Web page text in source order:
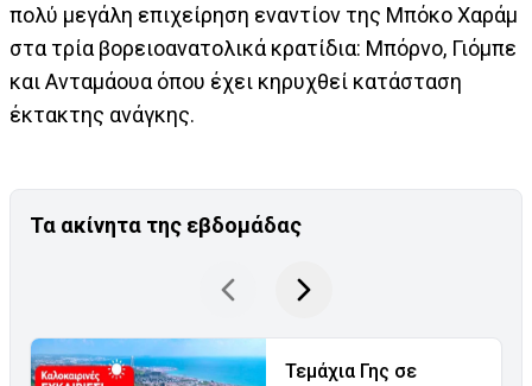
πολύ μεγάλη επιχείρηση εναντίον της Μπόκο Χαράμ
στα τρία βορειοανατολικά κρατίδια: Μπόρνο, Γιόμπε
και Ανταμάουα όπου έχει κηρυχθεί κατάσταση
έκτακτης ανάγκης.
Τα ακίνητα της εβδομάδας
Τεμάχια Γης σε